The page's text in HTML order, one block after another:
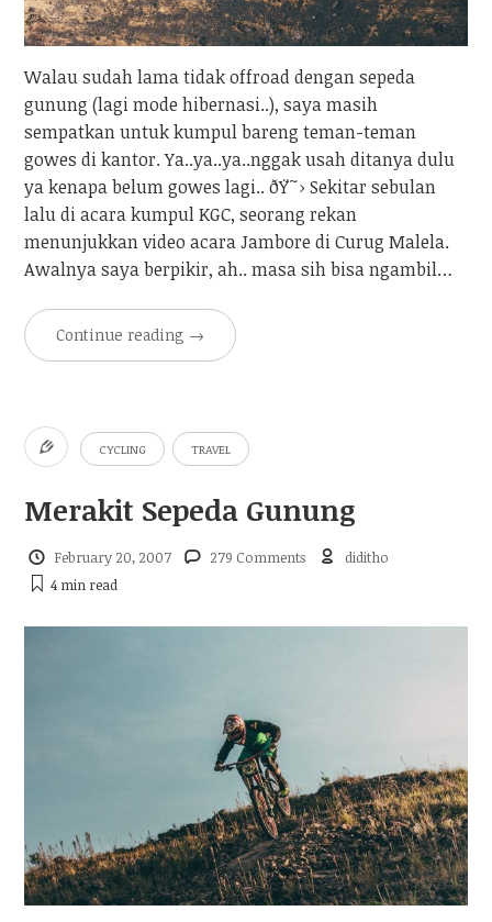
Walau sudah lama tidak offroad dengan sepeda
gunung (lagi mode hibernasi..), saya masih
sempatkan untuk kumpul bareng teman-teman
gowes di kantor. Ya..ya..ya..nggak usah ditanya dulu
ya kenapa belum gowes lagi.. ðŸ˜› Sekitar sebulan
lalu di acara kumpul KGC, seorang rekan
menunjukkan video acara Jambore di Curug Malela.
Awalnya saya berpikir, ah.. masa sih bisa ngambil…
Continue reading →
CYCLING TRAVEL
Merakit Sepeda Gunung
February 20, 2007 279 Comments
diditho
4 minread